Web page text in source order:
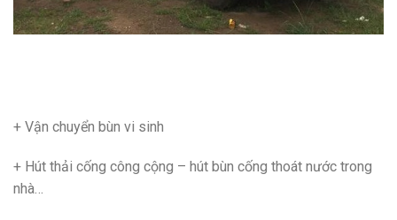
+ Vận chuyển bùn vi sinh
+ Hút thải cống công cộng – hút bùn cống thoát nước trong
nhà…